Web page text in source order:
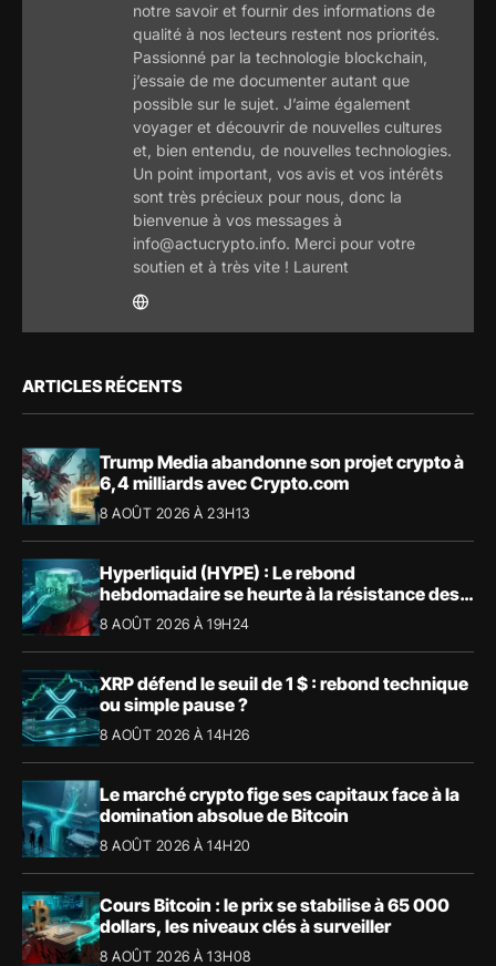
notre savoir et fournir des informations de
qualité à nos lecteurs restent nos priorités.
Passionné par la technologie blockchain,
j’essaie de me documenter autant que
possible sur le sujet. J’aime également
voyager et découvrir de nouvelles cultures
et, bien entendu, de nouvelles technologies.
Un point important, vos avis et vos intérêts
sont très précieux pour nous, donc la
bienvenue à vos messages à
info@actucrypto.info. Merci pour votre
soutien et à très vite ! Laurent
ARTICLES RÉCENTS
Trump Media abandonne son projet crypto à
6,4 milliards avec Crypto.com
8 AOÛT 2026 À 23H13
Hyperliquid (HYPE) : Le rebond
hebdomadaire se heurte à la résistance des
57,90 $
8 AOÛT 2026 À 19H24
XRP défend le seuil de 1 $ : rebond technique
ou simple pause ?
8 AOÛT 2026 À 14H26
Le marché crypto fige ses capitaux face à la
domination absolue de Bitcoin
8 AOÛT 2026 À 14H20
Cours Bitcoin : le prix se stabilise à 65 000
dollars, les niveaux clés à surveiller
8 AOÛT 2026 À 13H08